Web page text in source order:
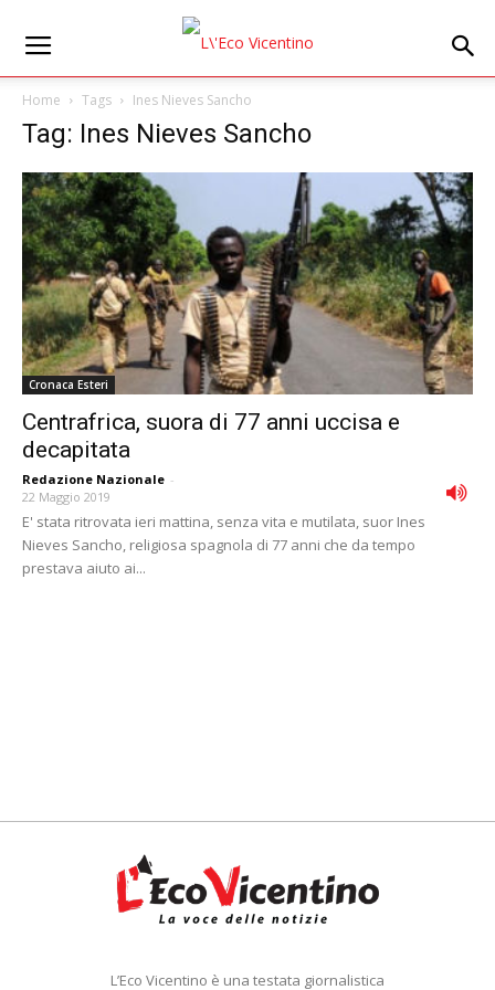
Home Tags Ines Nieves Sancho
Tag: Ines Nieves Sancho
Cronaca Esteri
Centrafrica, suora di 77 anni uccisa e
decapitata
Redazione Nazionale -
22 Maggio 2019
E' stata ritrovata ieri mattina, senza vita e mutilata, suor Ines
Nieves Sancho, religiosa spagnola di 77 anni che da tempo
prestava aiuto ai...
L’Eco Vicentino è una testata giornalistica